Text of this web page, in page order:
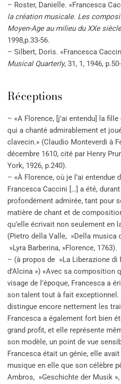
– Roster, Danielle. «Francesca
la création musicale. Les
Moyen-Age au milieu du XXe
1998,p.33-56.
– Silbert, Doris. «Francesca
Musical Quarterly, 31, 1, 1946,
Réceptions
– «A Florence, [j’ai entendu] la
qui a chanté admirablement et
clavecin.» (Claudio Monteverdi à
décembre 1610, cité par Henry
York, 1926, p.240).
– «À Florence, où je l’ai entendue
Francesca Caccini […] a été,
profondément admirée, tant pour
matière de chant et de
qu’elle écrivait non seulement en
(Pietro della Valle, »Della musica
»Lyra Barberina, »Florence, 1763).
– (à propos de »La Liberazione di
d’Alcina ») «Avec sa composition
visage de l’époque, Francesca a
son talent tout à fait exceptionnel.
distingue encore nettement les
Francesca a également fort bien
grand profit, et elle représente
son modèle, un point de vue
Francesca était un génie, elle
musique en elle que son célèbre
Ambros, »Geschichte der Musik »,